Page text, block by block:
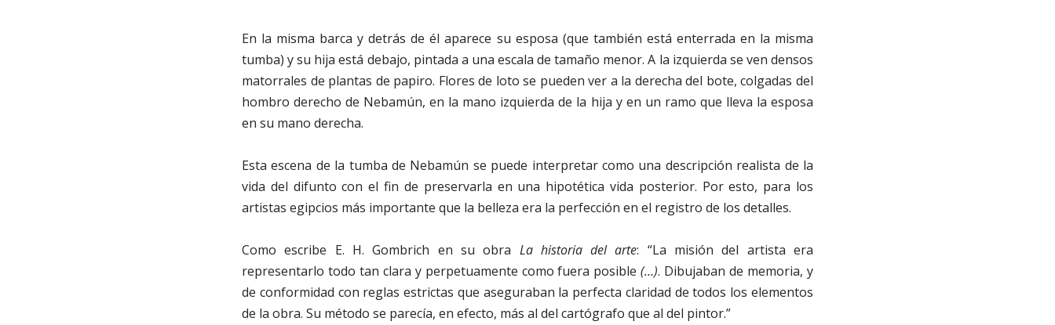
En la misma barca y detrás de él aparece su esposa (que también está enterrada en la misma
tumba) y su hija está debajo, pintada a una escala de tamaño menor. A la izquierda se ven densos
matorrales de plantas de papiro. Flores de loto se pueden ver a la derecha del bote, colgadas del
hombro derecho de Nebamún, en la mano izquierda de la hija y en un ramo que lleva la esposa
en su mano derecha.
Esta escena de la tumba de Nebamún se puede interpretar como una descripción realista de la
vida del difunto con el fin de preservarla en una hipotética vida posterior. Por esto, para los
artistas egipcios más importante que la belleza era la perfección en el registro de los detalles.
Como escribe E. H. Gombrich en su obra La historia del arte: “La misión del artista era
representarlo todo tan clara y perpetuamente como fuera posible(…). Dibujaban de memoria, y
de conformidad con reglas estrictas que aseguraban la perfecta claridad de todos los elementos
de la obra. Su método se parecía, en efecto, más al del cartógrafo que al del pintor.”